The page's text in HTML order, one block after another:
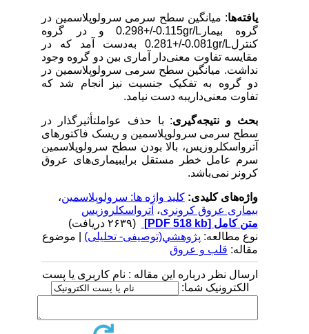
یافته‌ها: میانگین سطح سرمی سرولوپلاسمین در
گروه بیمارgr/L
0.115
/-
+0.298 و در گروه
کنترل gr/L
0.081
/-
+0.281 به‌دست آمد که در
مقایسه تفاوت معنی‌دار آماری بین دو گروه وجود
نداشت. میانگین سطح سرمی سرولوپلاسمین در
دو گروه به تفکیک جنسیت نیز انجام شد که
تفاوت معنی‌داریبه دست نیامد.
بحث و نتیجه‌گیری : با حذف عواملتأثیرگذار در
سطح سرمی سرولوپلاسمین و ریسک فاکتورهای
آترواسکلروزیس، بالا بودن سطح سرولوپلاسمین
سرم عامل خطر مستقل برایبیماری‌های عروق
کرونر نمی‌باشد.
واژه‌های کلیدی:کلید واژه ها: سرولوپلاسمین،
بیماری عروق کرونری،آترواسکلروزیس
متن کامل[PDF 518 kb]
نوع مطالعه:پژوهشي(توصیفی- تحلیلی) | موضوع
مقاله:قلب و عروق
ارسال نظر درباره این مقاله : نام کاربری یا پست
الکترونیک شما: